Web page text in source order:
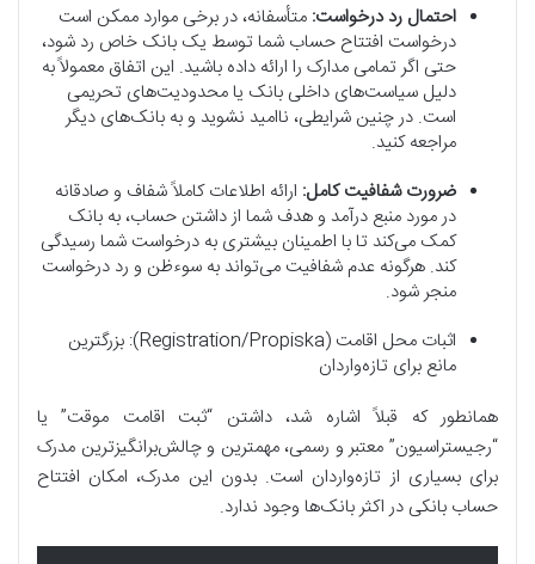
احتمال رد درخواست: متأسفانه، در برخی موارد ممکن است
درخواست افتتاح حساب شما توسط یک بانک خاص رد شود،
حتی اگر تمامی مدارک را ارائه داده باشید. این اتفاق معمولاً به
دلیل سیاست‌های داخلی بانک یا محدودیت‌های تحریمی
است. در چنین شرایطی، ناامید نشوید و به بانک‌های دیگر
مراجعه کنید.
ضرورت شفافیت کامل: ارائه اطلاعات کاملاً شفاف و صادقانه
در مورد منبع درآمد و هدف شما از داشتن حساب، به بانک
کمک می‌کند تا با اطمینان بیشتری به درخواست شما رسیدگی
کند. هرگونه عدم شفافیت می‌تواند به سوءظن و رد درخواست
منجر شود.
اثبات محل اقامت (Registration/Propiska): بزرگترین
مانع برای تازه‌واردان
همانطور که قبلاً اشاره شد، داشتن “ثبت اقامت موقت” یا
“رجیستراسیون” معتبر و رسمی، مهمترین و چالش‌برانگیزترین مدرک
برای بسیاری از تازه‌واردان است. بدون این مدرک، امکان افتتاح
حساب بانکی در اکثر بانک‌ها وجود ندارد.